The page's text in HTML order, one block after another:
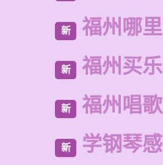
新 福州哪
新 福州买
新 福州唱
新 学钢琴